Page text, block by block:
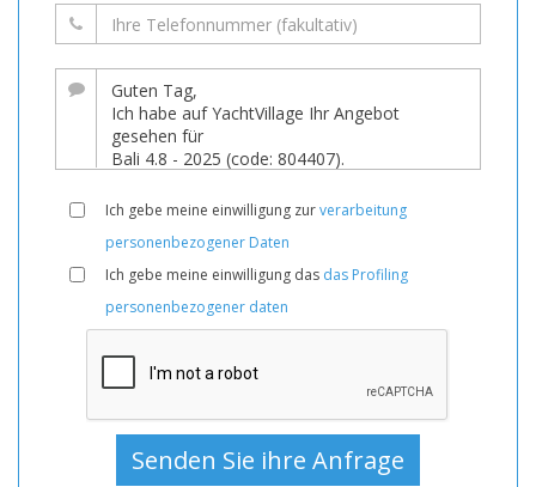
Ich gebe meine einwilligung zurverarbeitung
personenbezogener Daten
Ich gebe meine einwilligung das das Profiling
personenbezogener daten